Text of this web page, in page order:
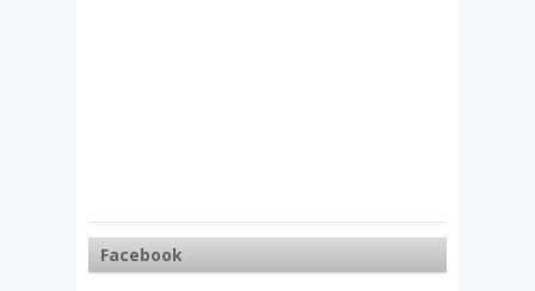
Facebook